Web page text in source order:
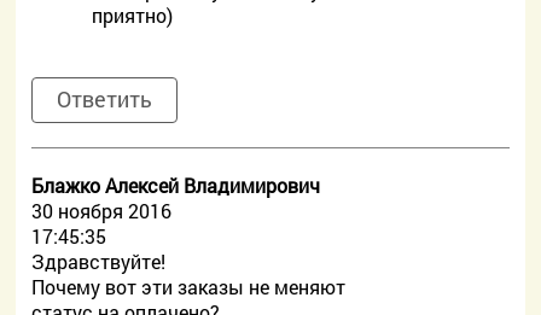
приятно)
Ответить
Блажко Алексей Владимирович
30 ноября 2016
17:45:35
Здравствуйте!
Почему вот эти заказы не меняют